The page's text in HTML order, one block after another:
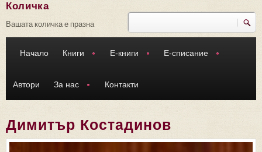
Търси
Количка
Вашата количка е празна
Начало Книги Е-книги Е-списание
Автори За нас Контакти
Димитър Костадинов